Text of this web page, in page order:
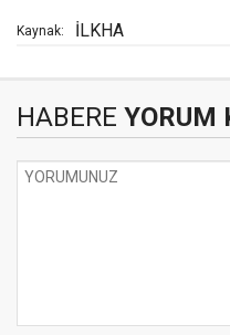
Kaynak: İLKHA
HABERE YORUM